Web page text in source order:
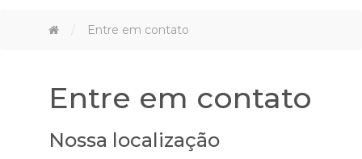
Entre em contato
Entre em contato
Nossa localização